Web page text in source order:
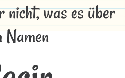
nicht, was es über
Namen